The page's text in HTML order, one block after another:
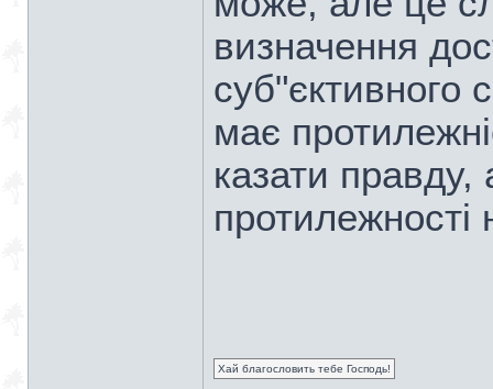
визначення
суб"єктивного
має
казати
протилежності
Хай благословить тебе Господь!